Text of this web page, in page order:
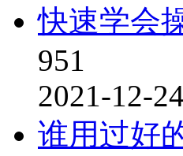
快速学会
951
2021-12-24
谁用过好